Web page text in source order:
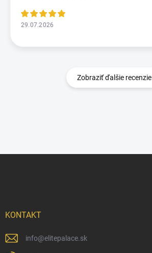
29.07.2026
Zobraziť ďalšie recenzie
KONTAKT
info@elitepalace.sk